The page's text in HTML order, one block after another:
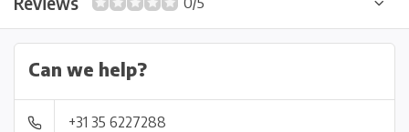
Can we help?
+31 35 6227288